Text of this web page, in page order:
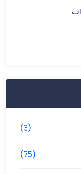
(3)
(75)